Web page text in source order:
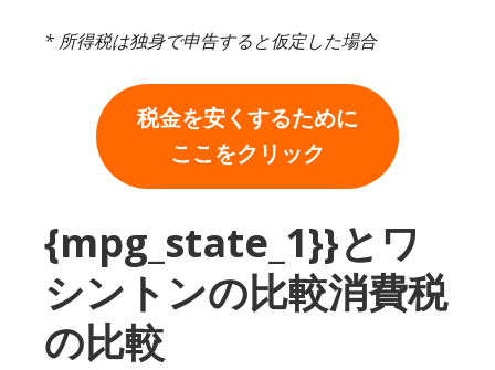
* 所得税は独身で申告すると仮定した場合
税金を安くするために
ここをクリック
{mpg_state_1}}とワ
シントンの比較消費税
の比較